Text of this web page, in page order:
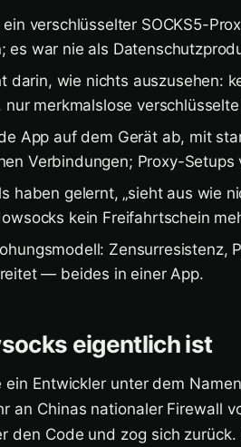
verschlüsselter SOCKS5-
es war nie als
darin, wie nichts auszusehen:
nur merkmalslose
App auf dem Gerät ab, mit
Verbindungen; Proxy-Setups
haben gelernt, „sieht aus wie
kein Freifahrtschein
— beides in einer App.
eigentlich ist
Entwickler unter dem
an Chinas nationaler Firewall
den Code und zog sich